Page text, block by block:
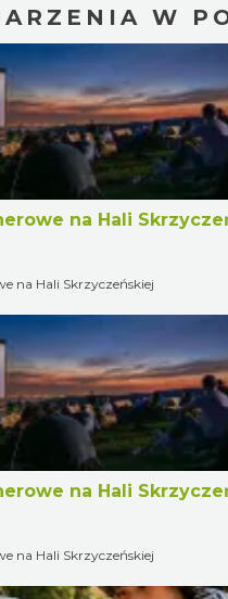
W
na Hali
na Hali Skrzyczeńskiej
na Hali
na Hali Skrzyczeńskiej